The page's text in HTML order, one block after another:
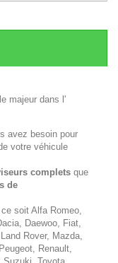
majeur dans l'
avez besoin pour
votre véhicule
complets que
de
soit Alfa Romeo,
Daewoo, Fiat,
Rover, Mazda,
Renault,